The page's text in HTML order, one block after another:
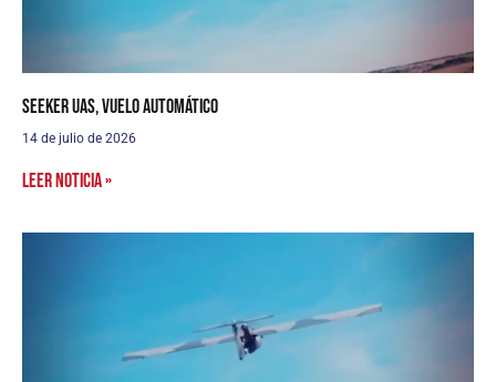
Seeker UAS, vuelo automático
14 de julio de 2026
Leer noticia »